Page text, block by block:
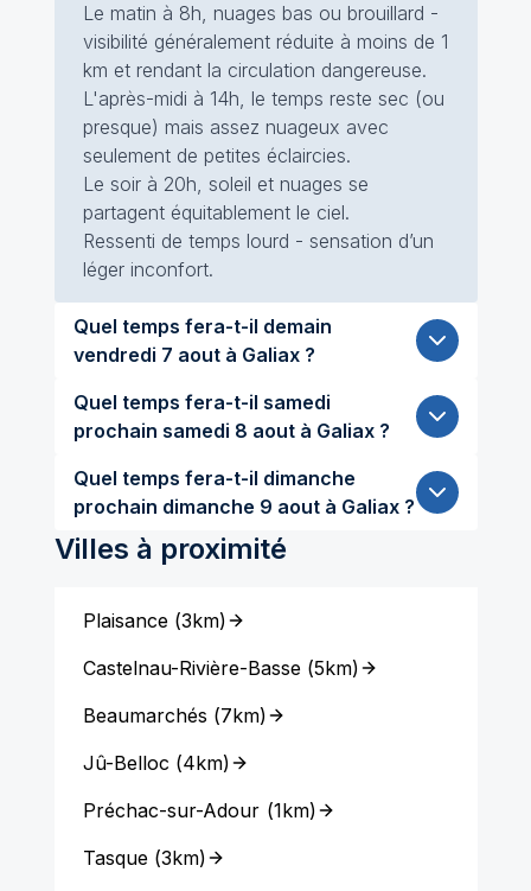
Le matin à 8h, nuages bas ou brouillard -
visibilité généralement réduite à moins de 1
km et rendant la circulation dangereuse.
L'après-midi à 14h, le temps reste sec (ou
presque) mais assez nuageux avec
seulement de petites éclaircies.
Le soir à 20h, soleil et nuages se
partagent équitablement le ciel.
Ressenti de temps lourd - sensation d’un
léger inconfort.
Quel temps fera-t-il demain
vendredi 7 aout à Galiax ?
Quel temps fera-t-il samedi
prochain samedi 8 aout à Galiax ?
Quel temps fera-t-il dimanche
prochain dimanche 9 aout à Galiax ?
Villes à proximité
Plaisance(3km)
Castelnau-Rivière-Basse(5km)
Beaumarchés (7km)
Jû-Belloc (4km)
Préchac-sur-Adour (1km)
Tasque(3km)